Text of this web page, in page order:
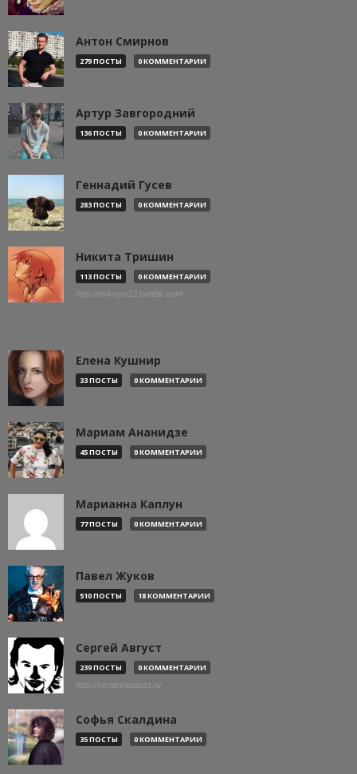
Антон Смирнов
279 ПОСТЫ 0 КОММЕНТАРИИ
Артур Завгородний
136 ПОСТЫ 0 КОММЕНТАРИИ
Геннадий Гусев
283 ПОСТЫ 0 КОММЕНТАРИИ
Никита Тришин
113 ПОСТЫ 0 КОММЕНТАРИИ
http://evil-eye13.tumblr.com
Елена Кушнир
33 ПОСТЫ 0 КОММЕНТАРИИ
Мариам Ананидзе
45 ПОСТЫ 0 КОММЕНТАРИИ
Марианна Каплун
77 ПОСТЫ 0 КОММЕНТАРИИ
Павел Жуков
510 ПОСТЫ 18 КОММЕНТАРИИ
Сергей Август
239 ПОСТЫ 0 КОММЕНТАРИИ
http://sergeyaugust.ru
Софья Скалдина
35 ПОСТЫ 0 КОММЕНТАРИИ